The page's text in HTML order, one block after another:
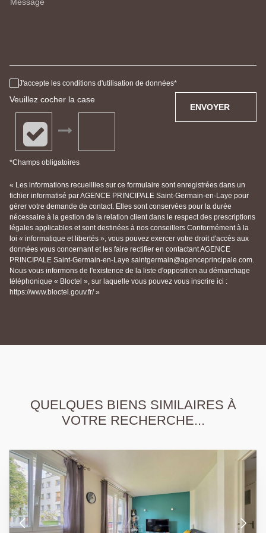
J'accepte les conditions d'utilisation de données
Veuillez cocher la case
*Champs obligatoires
ENVOYER
« Les informations recueillies sur ce formulaire sont enregistrées dans un
fichier informatisé par AGENCE PRINCIPALE Saint-Germain-en-Laye pour
gérer votre demande de contact. Elles sont conservées pour la durée
nécessaire à la gestion de la relation client dans le respect des prescriptions
légales applicables et sont destinées à nos conseillers Conformément à la
loi « informatique et libertés », vous pouvez exercer votre droit d'accès aux
données vous concernant et les faire rectifier en contactant AGENCE
PRINCIPALE Saint-Germain-en-Laye saintgermain@agenceprincipale.com.
Nous vous informons de l'existence de la liste d'opposition au démarchage
téléphonique « Bloctel », sur laquelle vous pouvez vous inscrire ici :
https://www.bloctel.gouv.fr/ »
QUELQUES BIENS SIMILAIRES À
VOTRE RECHERCHE...